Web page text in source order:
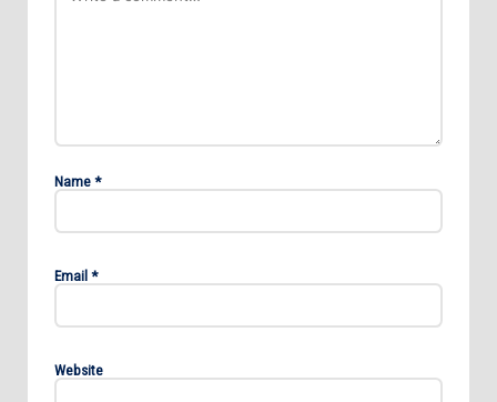
Name *
Email *
Website